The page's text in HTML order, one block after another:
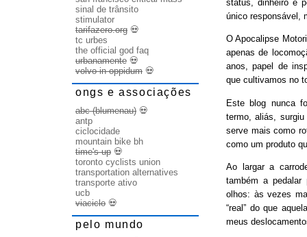
status, dinheiro e
único responsável,
O Apocalipse
apenas de
anos, papel de
que cultivamos no
Este blog nunca
termo, aliás,
serve mais como
como um produto
Ao largar a
também a pedalar
olhos: às vezes
“real” do que
meus
sinal de trânsito
stimulator
tarifazero.org 💀
tc urbes
the official god faq
urbanamente 💀
volvo in oppidum 💀
ongs e associações
abc (blumenau) 💀
antp
ciclocidade
mountain bike bh
time's up 💀
toronto cyclists union
transportation alternatives
transporte ativo
ucb
viaciclo 💀
pelo mundo